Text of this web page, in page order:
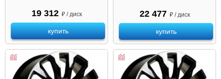
19 312 ₽ / диск
купить
22 477 ₽ / диск
купить